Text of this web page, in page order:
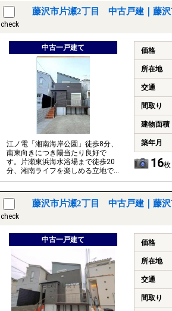
check
藤沢市片瀬2丁目 中古戸建｜藤沢
中古一戸建て
江ノ電「湘南海岸公園」徒歩8分、
南東向きにつき陽当たり良好で
す。片瀬東浜海水浴場まで徒歩20
分、湘南ライフを楽しめる立地で
す。2026.4リフォーム済のお家で
価格
所在地
交通
間取り
建物面積
築年月
16
check
藤沢市片瀬2丁目 中古戸建｜藤沢
中古一戸建て 価格
所在地
交通
間取り